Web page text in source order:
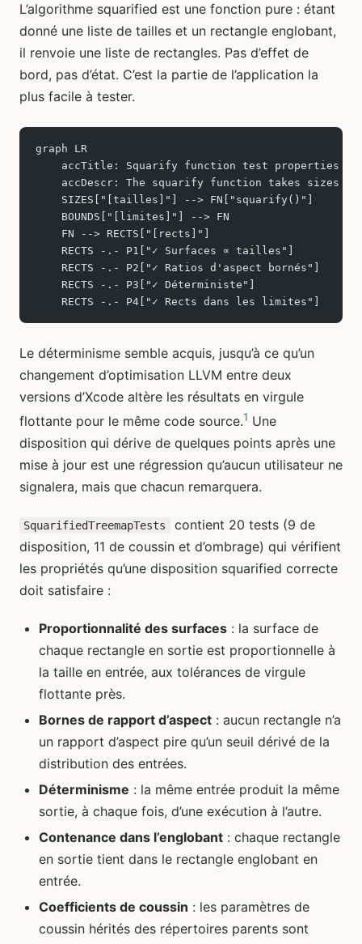
L’algorithme squarified est une fonction pure : étant
donné une liste de tailles et un rectangle englobant,
il renvoie une liste de rectangles. Pas d’effet de
bord, pas d’état. C’est la partie de l’application la
plus facile à tester.
graph LR
    accTitle: Squarify function test properties
accDescr: The squarify function takes sizes
    SIZES["[tailles]"] --> FN["squarify()"]
    BOUNDS["[limites]"] --> FN
    FN --> RECTS["[rects]"]
    RECTS -.- P1["✓ Surfaces ∝ tailles"]
    RECTS -.- P2["✓ Ratios d'aspect bornés"]
    RECTS -.- P3["✓ Déterministe"]
    RECTS -.- P4["✓ Rects dans les limites"]
Le déterminisme semble acquis, jusqu’à ce qu’un
changement d’optimisation LLVM entre deux
versions d’Xcode altère les résultats en virgule
flottante pour le même code source.1 Une
disposition qui dérive de quelques points après une
mise à jour est une régression qu’aucun utilisateur ne
signalera, mais que chacun remarquera.
SquarifiedTreemapTests
contient 20 tests (9 de
disposition, 11 de coussin et d’ombrage) qui vérifient
les propriétés qu’une disposition squarified correcte
doit satisfaire :
Proportionnalité des surfaces : la surface de
chaque rectangle en sortie est proportionnelle à
la taille en entrée, aux tolérances de virgule
flottante près.
Bornes de rapport d’aspect : aucun rectangle n’a
un rapport d’aspect pire qu’un seuil dérivé de la
distribution des entrées.
Déterminisme : la même entrée produit la même
sortie, à chaque fois, d’une exécution à l’autre.
Contenance dans l’englobant : chaque rectangle
en sortie tient dans le rectangle englobant en
entrée.
Coefficients de coussin : les paramètres de
coussin hérités des répertoires parents sont